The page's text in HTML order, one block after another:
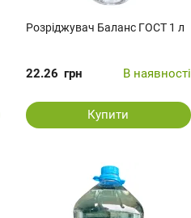
Розріджувач Баланс ГОСТ 1 л
22.26 грн В наявності
Купити